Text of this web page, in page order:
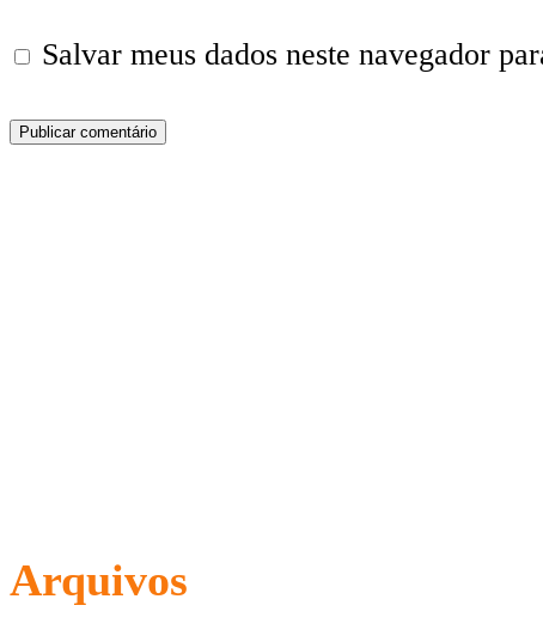
Salvar meus dados neste navegador
Arquivos